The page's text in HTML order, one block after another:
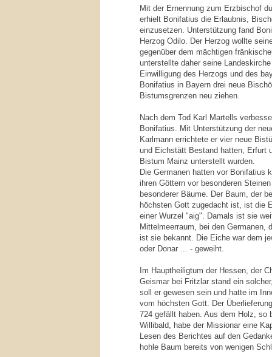
Mit der Ernennung zum Erzbischof
erhielt Bonifatius die Erlaubnis,
einzusetzen. Unterstützung fand
Herzog Odilo. Der Herzog wollte
gegenüber dem mächtigen
unterstellte daher seine
Einwilligung des Herzogs und des
Bonifatius in Bayern drei neue
Bistumsgrenzen neu ziehen.
Nach dem Tod Karl Martells
Bonifatius. Mit Unterstützung der
Karlmann errichtete er vier neue
und Eichstätt Bestand hatten, Erfurt
Bistum Mainz unterstellt wurden.
Die Germanen hatten vor Bonifatius
ihren Göttern vor besonderen
besonderer Bäume. Der Baum, der
höchsten Gott zugedacht ist, ist die
einer Wurzel "aig". Damals ist sie
Mittelmeerraum, bei den Germanen,
ist sie bekannt. Die Eiche war dem
oder Donar ... - geweiht.
Im Hauptheiligtum der Hessen, der
Geismar bei Fritzlar stand ein
soll er gewesen sein und hatte im
vom höchsten Gott. Der
724 gefällt haben. Aus dem Holz, so
Willibald, habe der Missionar eine
Lesen des Berichtes auf den
hohle Baum bereits von wenigen